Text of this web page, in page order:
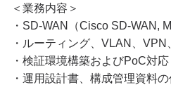
＜業務内容＞
・SD-WAN（Cisco SD-WAN,
・ルーティング、VLAN、VPN
・検証環境構築およびPoC対応
・運用設計書、構成管理資料